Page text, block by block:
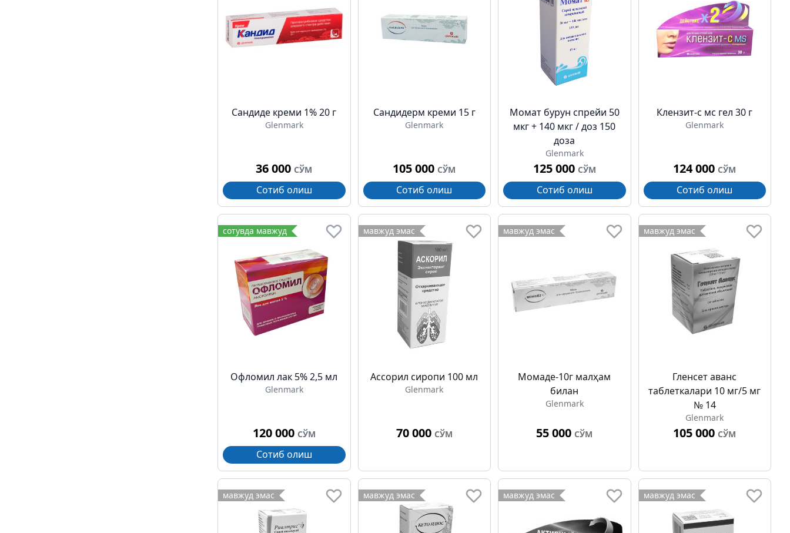
Cандиде креми 1% 20 г
Glenmark
36 000 СЎМ
Сотиб олиш
Cандидерм креми 15 г
Glenmark
105 000 СЎМ
Сотиб олиш
Момат бурун спрейи 50
мкг + 140 мкг / доз 150
доза
Glenmark
125 000 СЎМ
Сотиб олиш
Клензит-с мс гел 30 г
Glenmark
124 000 СЎМ
Сотиб олиш
сотувда мавжуд
Офломил лак 5% 2,5 мл
Glenmark
120 000 СЎМ
Сотиб олиш
мавжуд эмас
Асcорил сиропи 100 мл
Glenmark
70 000 СЎМ
мавжуд эмас
Момаде-10г малҳам
билан
Glenmark
55 000 СЎМ
мавжуд эмас
Гленcет аванс
таблеткалари 10 мг/5 мг
№ 14
Glenmark
105 000 СЎМ
мавжуд эмас мавжуд эмас мавжуд эмас мавжуд эмас